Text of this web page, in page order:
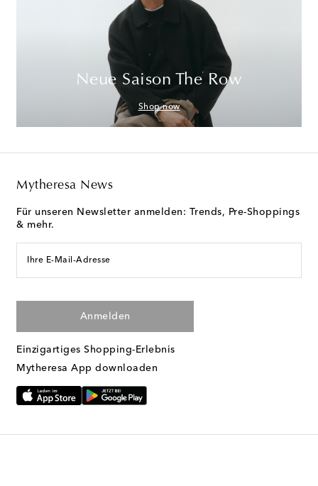
Neue Saison The Row
Shop now
Mytheresa News
Für unseren Newsletter anmelden: Trends, Pre-Shoppings
& mehr.
Ihre E-Mail-Adresse
Anmelden
Einzigartiges Shopping-Erlebnis
Mytheresa App downloaden